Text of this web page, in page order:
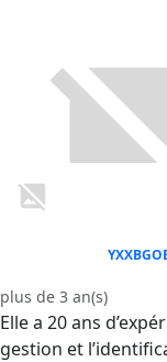
plus de 3 an(s)
Elle a 20 ans
gestion et